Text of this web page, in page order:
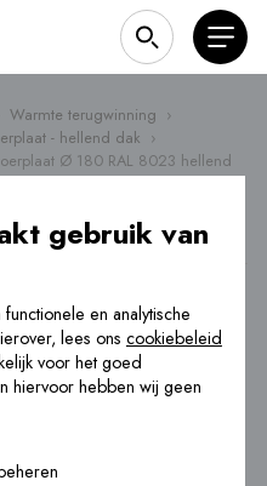
Warmte terugwinning ›
- hellend dak ›
Ø 180 RAL 8023 hellend
gebruik van
en analytische
lees ons cookiebeleid
voor het goed
hiervoor hebben wij geen